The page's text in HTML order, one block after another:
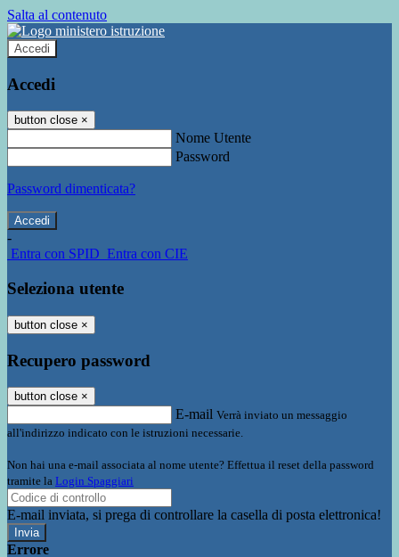
Salta al contenuto
Accedi
Accedi
button close ×
Nome Utente
Password
Password dimenticata?
-
Entra con SPID Entra con CIE
Seleziona utente
button close ×
Recupero password
button close ×
E-mail Verrà inviato un messaggio
all'indirizzo indicato con le istruzioni necessarie.
Non hai una e-mail associata al nome utente? Effettua il reset della password
tramite la Login Spaggiari
E-mail inviata, si prega di controllare la casella di posta elettronica!
Errore